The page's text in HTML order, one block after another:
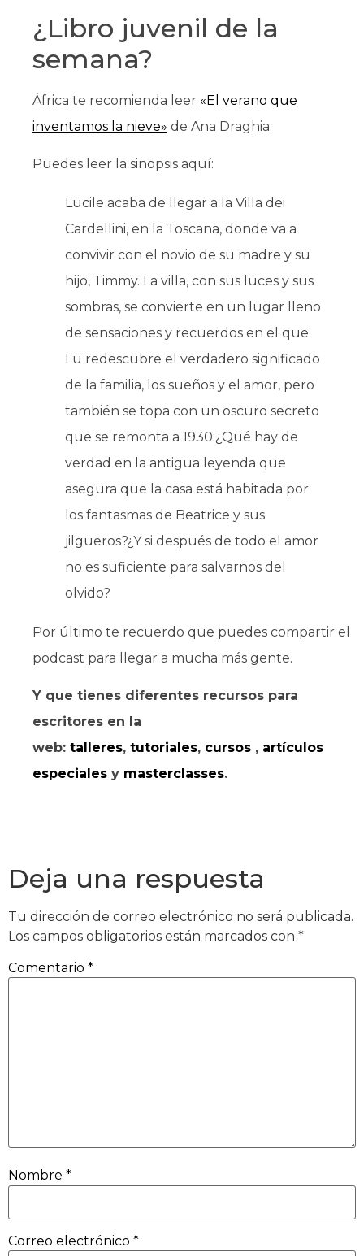
¿Libro juvenil de la
semana?
África te recomienda leer «El verano que
inventamos la nieve» de Ana Draghia.
Puedes leer la sinopsis aquí:
Lucile acaba de llegar a la Villa dei
Cardellini, en la Toscana, donde va a
convivir con el novio de su madre y su
hijo, Timmy. La villa, con sus luces y sus
sombras, se convierte en un lugar lleno
de sensaciones y recuerdos en el que
Lu redescubre el verdadero significado
de la familia, los sueños y el amor, pero
también se topa con un oscuro secreto
que se remonta a 1930.¿Qué hay de
verdad en la antigua leyenda que
asegura que la casa está habitada por
los fantasmas de Beatrice y sus
jilgueros?¿Y si después de todo el amor
no es suficiente para salvarnos del
olvido?
Por último te recuerdo que puedes compartir el
podcast para llegar a mucha más gente.
Y que tienes diferentes recursos para
escritores en la
web: talleres, tutoriales, cursos , artículos
especiales y masterclasses.
Deja una respuesta
Tu dirección de correo electrónico no será publicada.
Los campos obligatorios están marcados con *
Comentario *
Nombre *
Correo electrónico *